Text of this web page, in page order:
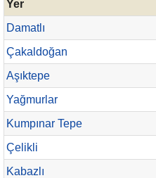
Yer
Damatlı
Çakaldoğan
Aşıktepe
Yağmurlar
Kumpınar Tepe
Çelikli
Kabazlı